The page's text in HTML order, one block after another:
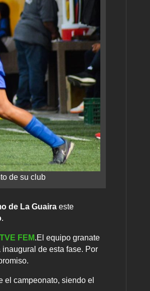
de su club
de La Guaira este
.
FEM.El equipo granate
de esta fase. Por
el campeonato, siendo el